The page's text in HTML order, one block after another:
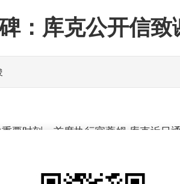
：库克公开信
要时刻，首席执行官蒂姆·库克近日
终以开拓未来为使命，但在这个具有